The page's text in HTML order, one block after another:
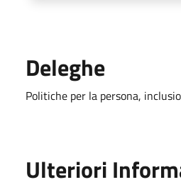
Deleghe
Politiche per la persona,
Ulteriori